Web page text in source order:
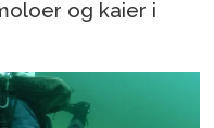
og kaier i